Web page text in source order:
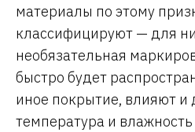
материалы по этому
классифицируют — для
необязательная
быстро будет
иное покрытие, влияют и
температура и влажность